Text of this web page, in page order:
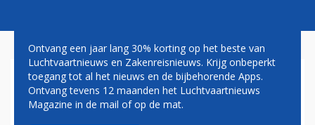
JOHN JANSEN: EEN KIJKJE
ACHTER DE SCHERMEN
Ontvang een jaar lang 30% korting op het beste van
Luchtvaartnieuws en Zakenreisnieuws. Krijg onbeperkt
toegang tot al het nieuws en de bijbehorende Apps.
Ontvang tevens 12 maanden het Luchtvaartnieuws
Magazine in de mail of op de mat.